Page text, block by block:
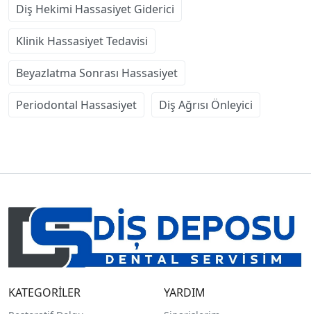
Diş Hekimi Hassasiyet Giderici
Klinik Hassasiyet Tedavisi
Beyazlatma Sonrası Hassasiyet
Periodontal Hassasiyet Diş Ağrısı Önleyici
KATEGORİLER YARDIM